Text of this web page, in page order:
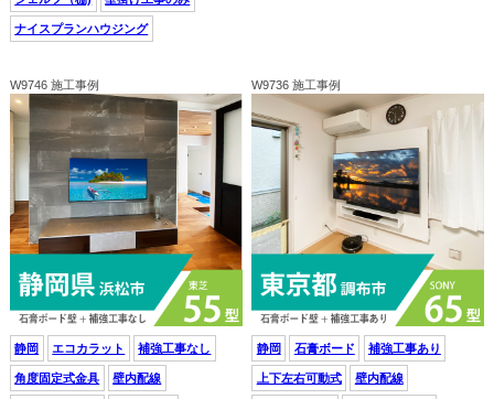
ナイスプランハウジング
W9746 施工事例
静岡 エコカラット 補強工事なし
角度固定式金具 壁内配線
W9736 施工事例
静岡 石膏ボード 補強工事あり
上下左右可動式 壁内配線